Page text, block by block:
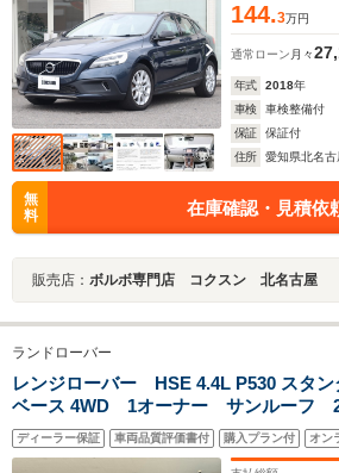
144.3万円
通常ローン 月々
年式 2018年
車検
車検整備付
保証
保証付
住所
愛知県北名古
無
料
在庫確認・見積依
販売店： ボルボ専門店 コクスン 北名古屋
ランドローバー
レンジローバー HSE 4.4L P530 スタン
ベース 4WD 1オーナー サンルーフ
ス
ディーラー保証 車両品質評価書付 購入プラン付 オン